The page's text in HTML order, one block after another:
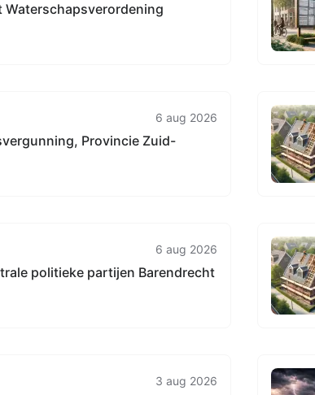
6 aug 2026
Provincie Zuid-
6 aug 2026
politieke partijen Barendrecht
3 aug 2026